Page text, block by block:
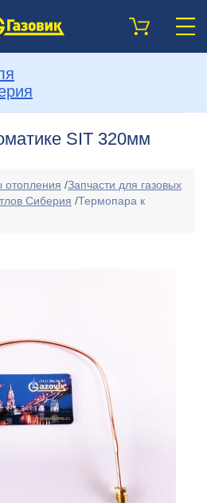
SIT 320мм
отопления /Запчасти для газовых
Сиберия /Термопара к